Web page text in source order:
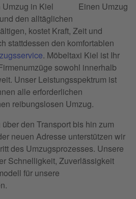
Einen Umzug
den alltäglichen
kostet Kraft, Zeit und
stattdessen den komfortablen
. Möbeltaxi Kiel ist Ihr
sowohl innerhalb
Unser Leistungsspektrum ist
alle erforderlichen
reibungslosen Umzug.
den Transport bis hin zum
neuen Adresse unterstützen wir
des Umzugsprozesses. Unsere
Schnelligkeit, Zuverlässigkeit
für unsere